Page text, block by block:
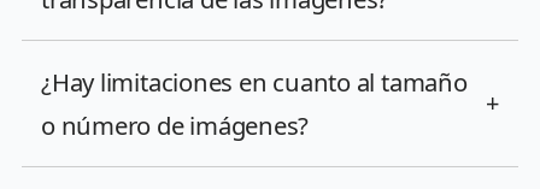
¿Hay limitaciones en cuanto al tamaño
o número de imágenes?
+